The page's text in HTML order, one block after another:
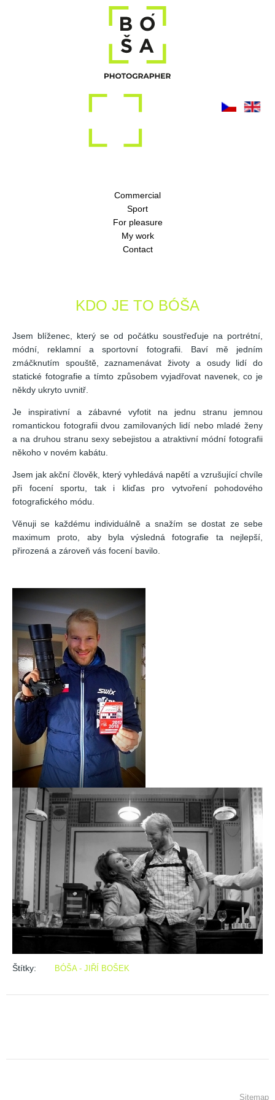
Commercial
Sport
For pleasure
My work
Contact
KDO JE TO BÓŠA
Jsem blíženec, který se od počátku soustřeďuje na portrétní,
módní, reklamní a sportovní fotografii. Baví mě jedním
zmáčknutím spouště, zaznamenávat životy a osudy lidí do
statické fotografie a tímto způsobem vyjadřovat navenek, co je
někdy ukryto uvnitř.
Je inspirativní a zábavné vyfotit na jednu stranu jemnou
romantickou fotografii dvou zamilovaných lidí nebo mladé ženy
a na druhou stranu sexy sebejistou a atraktivní módní fotografii
někoho v novém kabátu.
Jsem jak akční člověk, který vyhledává napětí a vzrušující chvíle
při focení sportu, tak i kliďas pro vytvoření pohodového
fotografického módu.
Věnuji se každému individuálně a snažím se dostat ze sebe
maximum proto, aby byla výsledná fotografie ta nejlepší,
přirozená a zároveň vás focení bavilo.
Štítky: BÓŠA - JIŘÍ BOŠEK
Sitemap